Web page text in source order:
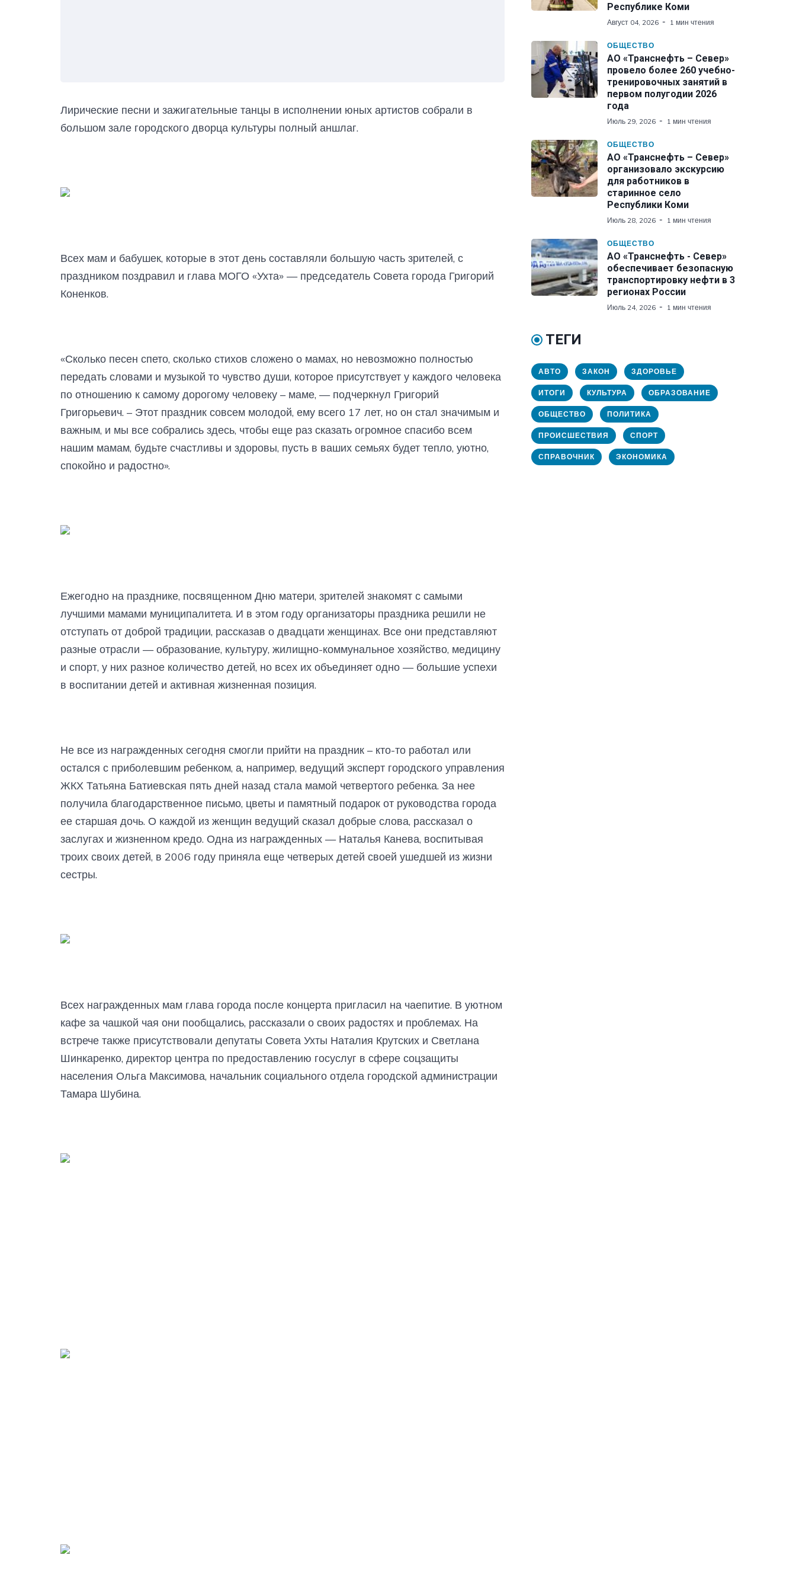
Лирические песни и зажигательные танцы в исполнении юных артистов собрали в
большом зале городского дворца культуры полный аншлаг.
Всех мам и бабушек, которые в этот день составляли большую часть зрителей, с
праздником поздравил и глава МОГО «Ухта» — председатель Совета города Григорий
Коненков.
«Сколько песен спето, сколько стихов сложено о мамах, но невозможно полностью
передать словами и музыкой то чувство души, которое присутствует у каждого человека
по отношению к самому дорогому человеку – маме, — подчеркнул Григорий
Григорьевич. – Этот праздник совсем молодой, ему всего 17 лет, но он стал значимым и
важным, и мы все собрались здесь, чтобы еще раз сказать огромное спасибо всем
нашим мамам, будьте счастливы и здоровы, пусть в ваших семьях будет тепло, уютно,
спокойно и радостно».
Ежегодно на празднике, посвященном Дню матери, зрителей знакомят с самыми
лучшими мамами муниципалитета. И в этом году организаторы праздника решили не
отступать от доброй традиции, рассказав о двадцати женщинах. Все они представляют
разные отрасли — образование, культуру, жилищно-коммунальное хозяйство, медицину
и спорт, у них разное количество детей, но всех их объединяет одно — большие успехи
в воспитании детей и активная жизненная позиция.
Не все из награжденных сегодня смогли прийти на праздник – кто-то работал или
остался с приболевшим ребенком, а, например, ведущий эксперт городского управления
ЖКХ Татьяна Батиевская пять дней назад стала мамой четвертого ребенка. За нее
получила благодарственное письмо, цветы и памятный подарок от руководства города
ее старшая дочь. О каждой из женщин ведущий сказал добрые слова, рассказал о
заслугах и жизненном кредо. Одна из награжденных — Наталья Канева, воспитывая
троих своих детей, в 2006 году приняла еще четверых детей своей ушедшей из жизни
сестры.
Всех награжденных мам глава города после концерта пригласил на чаепитие. В уютном
кафе за чашкой чая они пообщались, рассказали о своих радостях и проблемах. На
встрече также присутствовали депутаты Совета Ухты Наталия Крутских и Светлана
Шинкаренко, директор центра по предоставлению госуслуг в сфере соцзащиты
населения Ольга Максимова, начальник социального отдела городской администрации
Тамара Шубина.
Республике Коми
Август 04, 2026 1 мин чтения
ОБЩЕСТВО
АО «Транснефть – Север»
провело более 260 учебно-
тренировочных занятий в
первом полугодии 2026
года
Июль 29, 2026 1 мин чтения
ОБЩЕСТВО
АО «Транснефть – Север»
организовало экскурсию
для работников в
старинное село
Республики Коми
Июль 28, 2026 1 мин чтения
ОБЩЕСТВО
АО «Транснефть - Север»
обеспечивает безопасную
транспортировку нефти в 3
регионах России
Июль 24, 2026 1 мин чтения
ТЕГИ
АВТО ЗАКОН ЗДОРОВЬЕ
ИТОГИ КУЛЬТУРА ОБРАЗОВАНИЕ
ОБЩЕСТВО ПОЛИТИКА
ПРОИСШЕСТВИЯ СПОРТ
СПРАВОЧНИК ЭКОНОМИКА